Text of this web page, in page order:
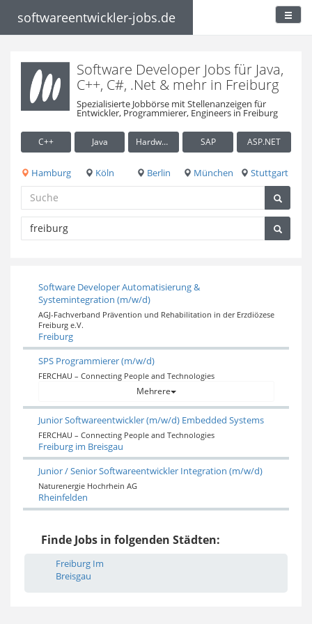
softwareentwickler-jobs.de
Software Developer Jobs für Java,
C++, C#, .Net & mehr in Freiburg
Spezialisierte Jobbörse mit Stellenanzeigen für
Entwickler, Programmierer, Engineers in Freiburg
C++ Java Hardware / Embedded SAP ASP.NET
Hamburg Köln Berlin München Stuttgart
Software Developer Automatisierung &
Systemintegration (m/w/d)
AGJ-Fachverband Prävention und Rehabilitation in der Erzdiözese
Freiburg e.V.
Freiburg
SPS Programmierer (m/w/d)
FERCHAU – Connecting People and Technologies
Mehrere
Junior Softwareentwickler (m/w/d) Embedded Systems
FERCHAU – Connecting People and Technologies
Freiburg im Breisgau
Junior / Senior Softwareentwickler Integration (m/w/d)
Naturenergie Hochrhein AG
Rheinfelden
Finde Jobs in folgenden Städten:
Freiburg Im
Breisgau